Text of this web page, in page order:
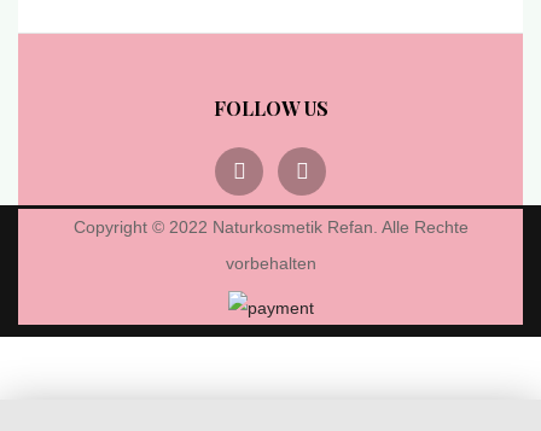
FOLLOW US
Copyright © 2022 Naturkosmetik Refan. Alle Rechte
vorbehalten